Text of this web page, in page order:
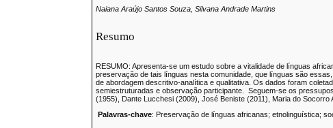
Naiana Araújo Santos Souza, Silvana Andrade Martins
Resumo
RESUMO: Apresenta-se um estudo sobre a vitalidade de línguas
preservação de tais línguas nesta comunidade, que línguas são
de abordagem descritivo-analítica e qualitativa. Os dados foram
semiestruturadas e observação participante. Seguem-se os
(1955), Dante Lucchesi (2009), José Beniste (2011), Maria do Socorro
Palavras-chave: Preservação de línguas africanas; etnolinguística;